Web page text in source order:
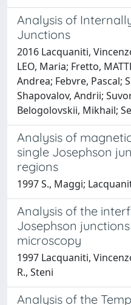
Analysis of
Junctions
2016 Lacquaniti,
LEO, Maria; Fretto,
Andrea; Febvre, Pascal;
Shapovalov, Andrii;
Belogolovskii, Mikhail;
Analysis of
single Josephson
regions
1997 S., Maggi;
Analysis of the
Josephson
microscopy
1997 Lacquaniti,
R., Steni
Analysis of the